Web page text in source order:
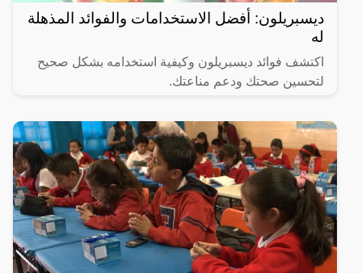
ديسبريلون: أفضل الاستخدامات والفوائد المذهلة
له
اكتشف فوائد ديسبريلون وكيفية استخدامه بشكل صحيح
لتحسين صحتك ودعم مناعتك.